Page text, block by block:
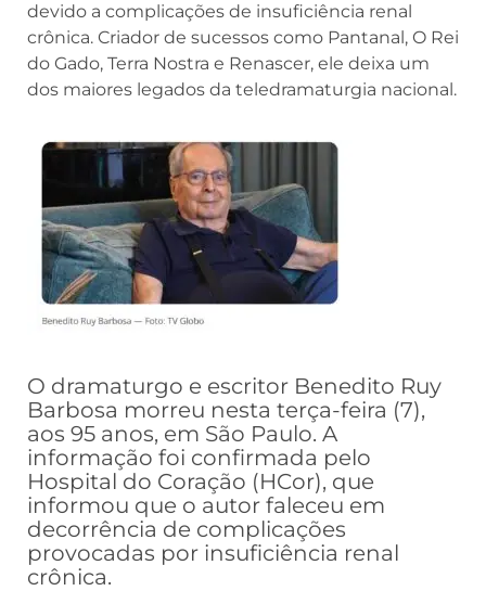
devido a complicações de insuficiência renal
crônica. Criador de sucessos como Pantanal, O Rei
do Gado, Terra Nostra e Renascer, ele deixa um
dos maiores legados da teledramaturgia nacional.
O dramaturgo e escritor Benedito Ruy
Barbosa morreu nesta terça-feira (7),
aos 95 anos, em São Paulo. A
informação foi confirmada pelo
Hospital do Coração (HCor), que
informou que o autor faleceu em
decorrência de complicações
provocadas por insuficiência renal
crônica.